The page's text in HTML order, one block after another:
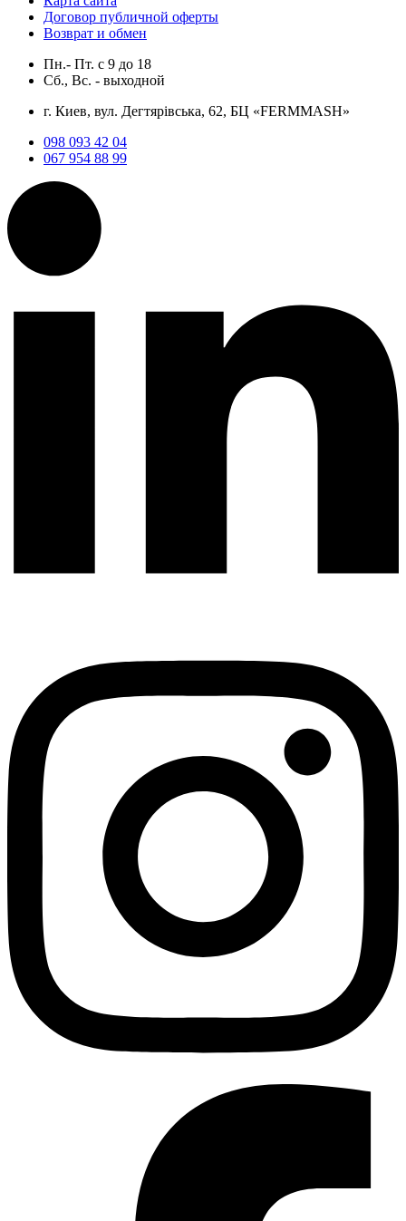
Договор публичной оферты
Возврат и обмен
Пн.- Пт. с 9 до 18
Сб., Вс. - выходной
г. Киев, вул. Дегтярівська, 62, БЦ «FERMMASH»
098 093 42 04
067 954 88 99